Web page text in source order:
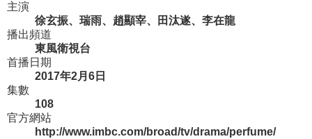
主演
徐玄振、瑞雨、趙顯宰、田汰遂、李在龍
播出頻道
東風衛視台
首播日期
2017年2月6日
集數
108
官方網站
http://www.imbc.com/broad/tv/drama/perfume/